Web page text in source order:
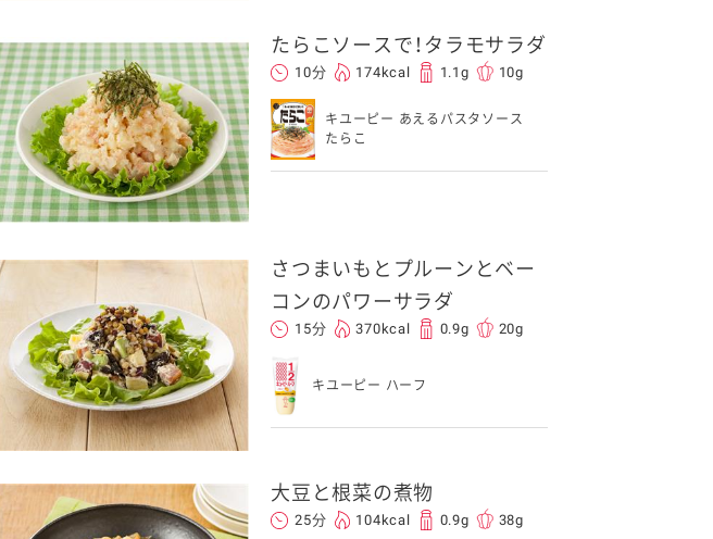
たらこソースで！タラモサラダ
10分 174kcal 1.1g 10g
キユーピー あえるパスタソース
たらこ
さつまいもとプルーンとベー
コンのパワーサラダ
15分 370kcal 0.9g 20g
キユーピー ハーフ
大豆と根菜の煮物
25分 104kcal 0.9g 38g